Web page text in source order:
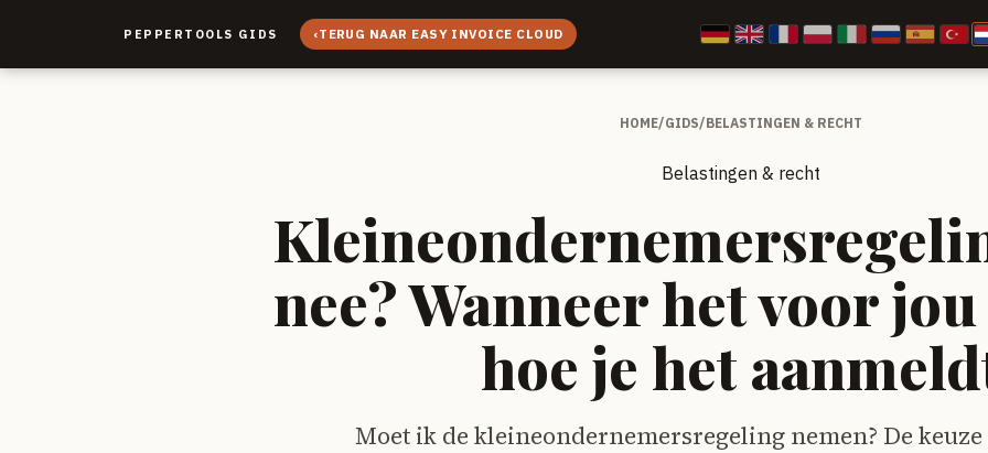
PEPPERTOOLS GIDS ‹TERUG NAAR EASY INVOICE CLOUD
HOME/GIDS/BELASTINGEN & RECHT
Belastingen & recht
nee? Wanneer het voor
hoe je het
Moet ik de kleineondernemersregeling nemen? De